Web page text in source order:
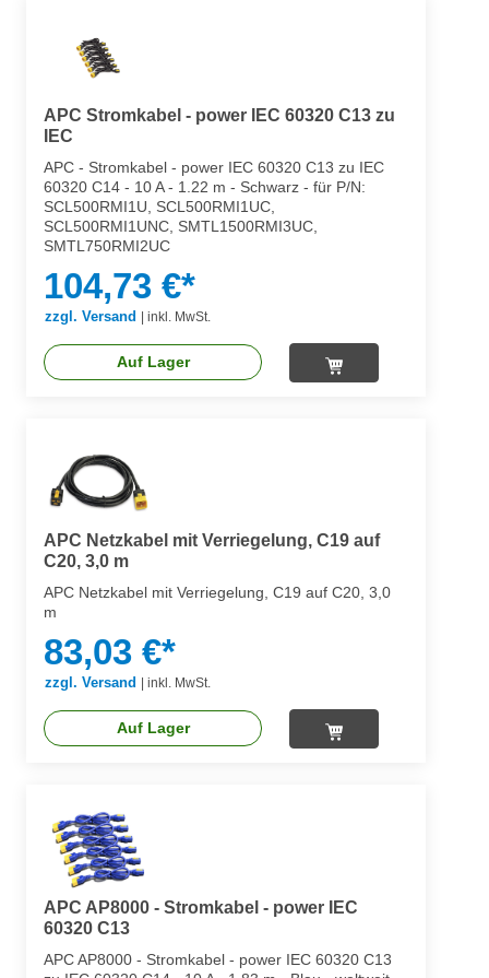
APC Stromkabel - power IEC 60320 C13 zu
IEC
APC - Stromkabel - power IEC 60320 C13 zu IEC
60320 C14 - 10 A - 1.22 m - Schwarz - für P/N:
SCL500RMI1U, SCL500RMI1UC,
SCL500RMI1UNC, SMTL1500RMI3UC,
SMTL750RMI2UC
104,73 €*
zzgl. Versand inkl. MwSt.
Auf Lager
APC Netzkabel mit Verriegelung, C19 auf
C20, 3,0 m
APC Netzkabel mit Verriegelung, C19 auf C20, 3,0
m
83,03 €*
zzgl. Versand inkl. MwSt.
Auf Lager
APC AP8000 - Stromkabel - power IEC
60320 C13
APC AP8000 - Stromkabel - power IEC 60320 C13